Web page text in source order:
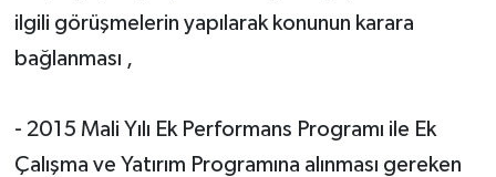
ilgili görüşmelerin yapılarak konunun karara
bağlanması ,
- 2015 Mali Yılı Ek Performans Programı ile Ek
Çalışma ve Yatırım Programına alınması gereken